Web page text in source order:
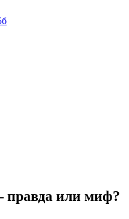
или миф?